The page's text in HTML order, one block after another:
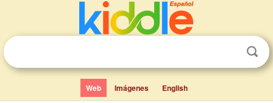
Web Imágenes English